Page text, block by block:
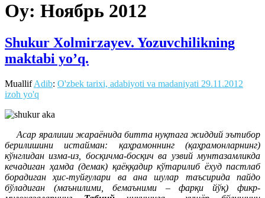
Oy: Ноябрь 2012
Shukur Xolmirzayev. Yozuvchilikning
maktabi yo’q.
MuallifAdib: O'zbek tarixi, adabiyoti va madaniyati 29.11.2012
izoh yo'q
Aсар яралиши жараёнида битта нуқтага жиддий эътибор
берилишини истайман: қаҳрамоннинг (қаҳрамонларнинг)
кўнглидан изма-из, босқичма-босқич ва узвий мунтазамликда
кечадиган ҳамда (демак) қаёққадир кўтарилиб ёхуд пастлаб
борадиган ҳис-туйғулари ва ана шулар таъсирида пайдо
бўладиган (маънилими, бемаъними – фарқи йўқ) фикр-